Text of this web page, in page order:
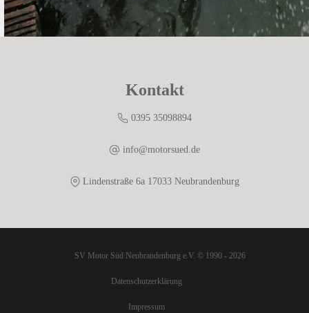
Kontakt
0395 35098894
info@motorsued.de
Lindenstraße 6a 17033 Neubrandenburg
SV Motor Süd Neubrandenburg e.V. © 1990 - 2026
Datenschutzerklärung
Impressum